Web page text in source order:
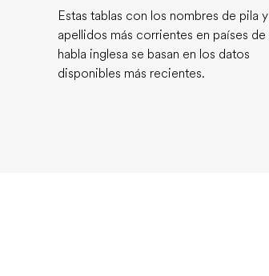
Estas tablas con los nombres de pila y
apellidos más corrientes en países de
habla inglesa se basan en los datos
disponibles más recientes.